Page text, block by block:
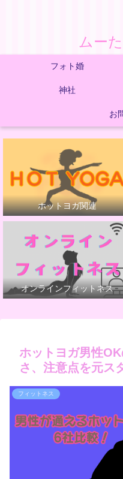
ムー
フォト婚
神社
お
ホットヨガ関連
オンラインフィットネス
ホットヨガ男性
さ、注意点を元ス
フィットネス